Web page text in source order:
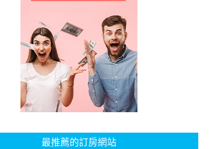
最推薦的訂房網站